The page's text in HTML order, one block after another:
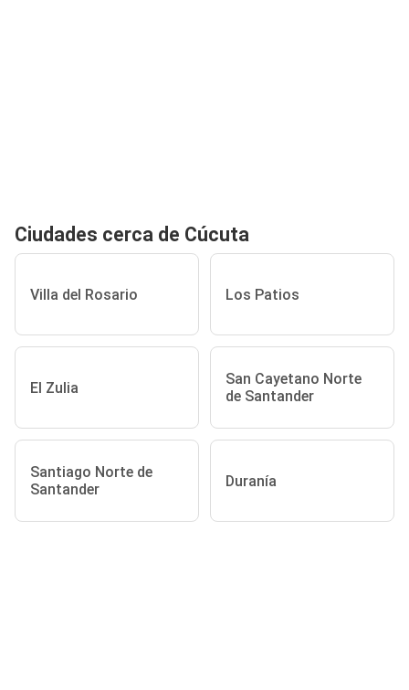
Ciudades cerca de Cúcuta
Villa del Rosario Los Patios
El Zulia
San Cayetano Norte
de Santander
Santiago Norte de
Santander
Duranía